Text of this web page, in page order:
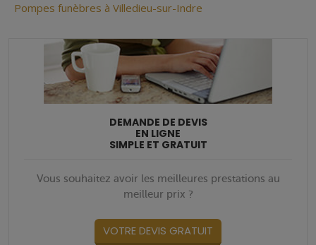
Pompes funèbres à Villedieu-sur-Indre
DEMANDE DE DEVIS
EN LIGNE
SIMPLE ET GRATUIT
Vous souhaitez avoir les meilleures prestations au
meilleur prix ?
VOTRE DEVIS GRATUIT